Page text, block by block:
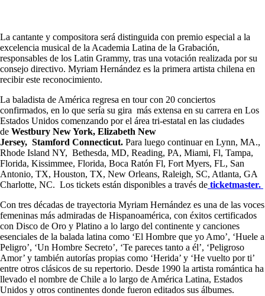
La cantante y compositora será distinguida con premio especial a la
excelencia musical de la Academia Latina de la Grabación,
responsables de los Latin Grammy, tras una votación realizada por su
consejo directivo. Myriam Hernández es la primera artista chilena en
recibir este reconocimiento.
La baladista de América regresa en tour con 20 conciertos
confirmados, en lo que sería su gira más extensa en su carrera en Los
Estados Unidos comenzando por el área tri-estatal en las ciudades
de Westbury New York, Elizabeth New
Jersey, Stamford Connecticut. Para luego continuar en Lynn, MA.,
Rhode Island NY, Bethesda, MD, Reading, PA, Miami, Fl, Tampa,
Florida, Kissimmee, Florida, Boca Ratón Fl, Fort Myers, FL, San
Antonio, TX, Houston, TX, New Orleans, Raleigh, SC, Atlanta, GA
Charlotte, NC. Los tickets están disponibles a través de ticketmaster.
Con tres décadas de trayectoria Myriam Hernández es una de las voces
femeninas más admiradas de Hispanoamérica, con éxitos certificados
con Disco de Oro y Platino a lo largo del continente y canciones
esenciales de la balada latina como ‘El Hombre que yo Amo’, ‘Huele a
Peligro’, ‘Un Hombre Secreto’, ‘Te pareces tanto a él’, ‘Peligroso
Amor’ y también autorías propias como ‘Herida’ y ‘He vuelto por ti’
entre otros clásicos de su repertorio. Desde 1990 la artista romántica ha
llevado el nombre de Chile a lo largo de América Latina, Estados
Unidos y otros continentes donde fueron editados sus álbumes.